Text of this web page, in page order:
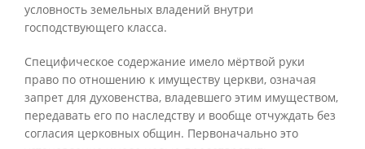
условность земельных владений внутри
господствующего класса.
Специфическое содержание имело мёртвой руки
право по отношению к имуществу церкви, означая
запрет для духовенства, владевшего этим имуществом,
передавать его по наследству и вообще отчуждать без
согласия церковных общин. Первоначально это